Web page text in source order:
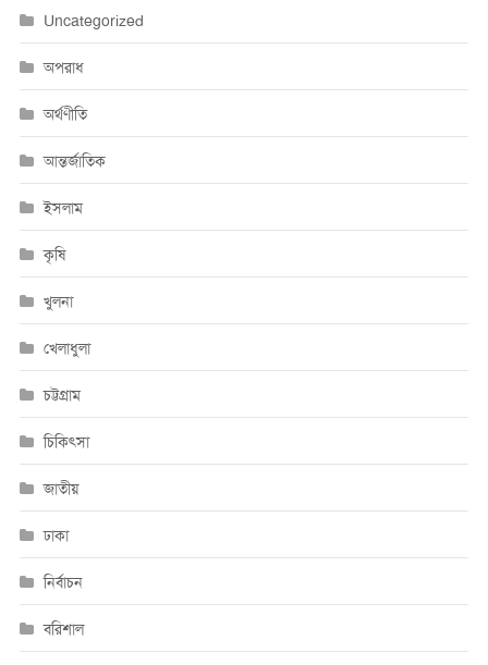
Uncategorized
অপরাধ
অর্থণীতি
আন্তর্জাতিক
ইসলাম
কৃষি
খুলনা
খেলাধুলা
চট্টগ্রাম
চিকিৎসা
জাতীয়
ঢাকা
নির্বাচন
বরিশাল